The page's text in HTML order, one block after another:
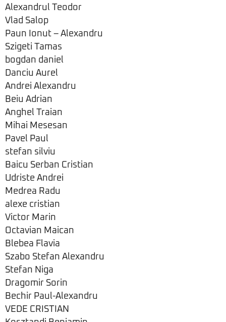
Alexandrul Teodor
Vlad Salop
Paun Ionut – Alexandru
Szigeti Tamas
bogdan daniel
Danciu Aurel
Andrei Alexandru
Beiu Adrian
Anghel Traian
Mihai Mesesan
Pavel Paul
stefan silviu
Baicu Serban Cristian
Udriste Andrei
Medrea Radu
alexe cristian
Victor Marin
Octavian Maican
Blebea Flavia
Szabo Stefan Alexandru
Stefan Niga
Dragomir Sorin
Bechir Paul-Alexandru
VEDE CRISTIAN